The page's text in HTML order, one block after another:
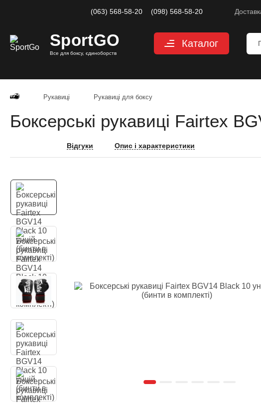
(063) 568-58-20 (098) 568-58-20
SportGO
Все для боксу, єдиноборств
Каталог
Боксерські бинти
Мішки, груші, манекени
Вільна боротьба
Рукавиці Рукавиці для боксу
Боксерські рукавиці Fairtex
Відгуки Опис і характеристики